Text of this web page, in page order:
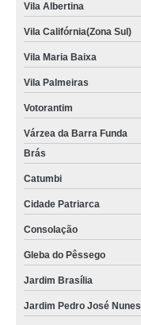
Vila Albertina
Vila Califórnia(Zona Sul)
Vila Maria Baixa
Vila Palmeiras
Votorantim
Várzea da Barra Funda
Brás
Catumbi
Cidade Patriarca
Consolação
Gleba do Pêssego
Jardim Brasília
Jardim Pedro José Nunes